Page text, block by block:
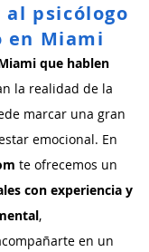
al psicólogo
en Miami
que hablen
la realidad de la
marcar una gran
emocional. En
te ofrecemos un
con experiencia y
,
en un